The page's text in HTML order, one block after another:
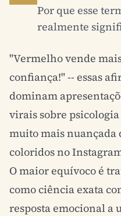
Por que esse
realmente
"Vermelho vende
confiança!" -- essas
dominam
virais sobre
muito mais nuançada
coloridos no
O maior equívoco é
como ciência exata
resposta emocional a